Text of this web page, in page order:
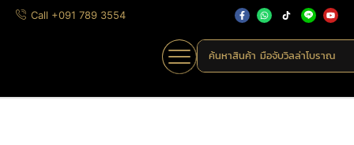
Call +091 789 3554
ค้นหาสินค้า มือจับวิลล่าโบราณ